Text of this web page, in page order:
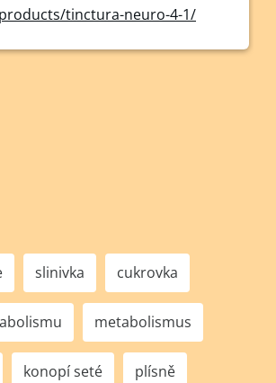
tinctura-neuro-4-1/
slinivka cukrovka
metabolismus
konopí seté plísně